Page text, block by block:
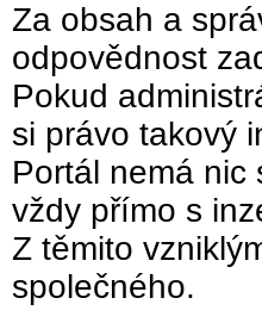
Za obsah a
odpovědnost
Pokud
si právo takový
Portál nemá nic
vždy přímo s
Z těmito
společného.